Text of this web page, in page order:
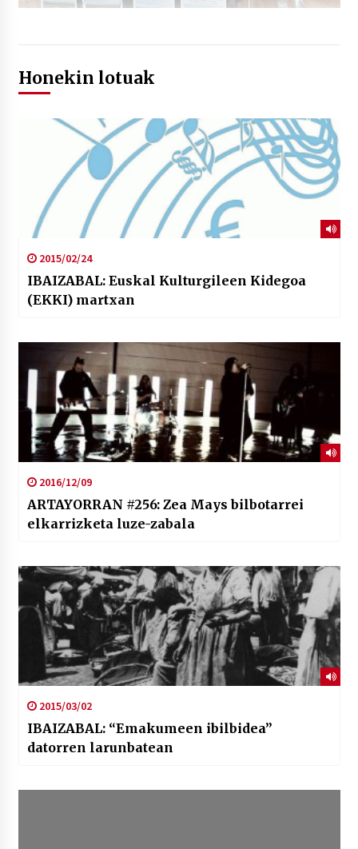
Honekin lotuak
2015/02/24
IBAIZABAL: Euskal Kulturgileen Kidegoa
(EKKI) martxan
2016/12/09
ARTAYORRAN #256: Zea Mays bilbotarrei
elkarrizketa luze-zabala
2015/03/02
IBAIZABAL: “Emakumeen ibilbidea”
datorren larunbatean